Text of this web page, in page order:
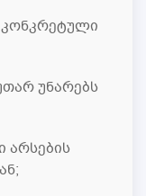
უნარებს
არსების